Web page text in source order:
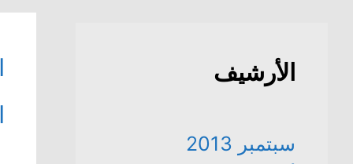
الأرشيف
سبتمبر 2013